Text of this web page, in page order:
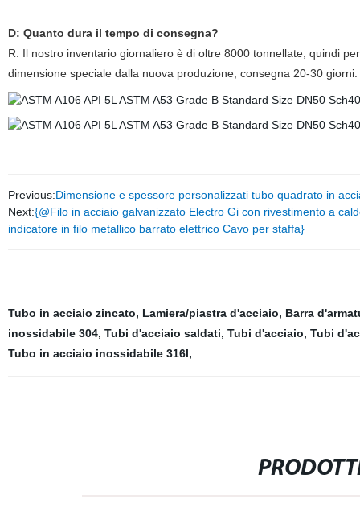
D: Quanto dura il tempo di consegna?
R: Il nostro inventario giornaliero è di oltre 8000 tonnellate, quindi
dimensione speciale dalla nuova produzione, consegna 20-30 giorni.
Previous:Dimensione e spessore personalizzati tubo quadrato in
Next:{@Filo in acciaio galvanizzato Electro Gi con rivestimento a
indicatore in filo metallico barrato elettrico Cavo per staffa}
Tubo in acciaio zincato, Lamiera/piastra d'acciaio, Barra
inossidabile 304, Tubi d'acciaio saldati, Tubi d'acciaio, Tubi
Tubo in acciaio inossidabile 316l,